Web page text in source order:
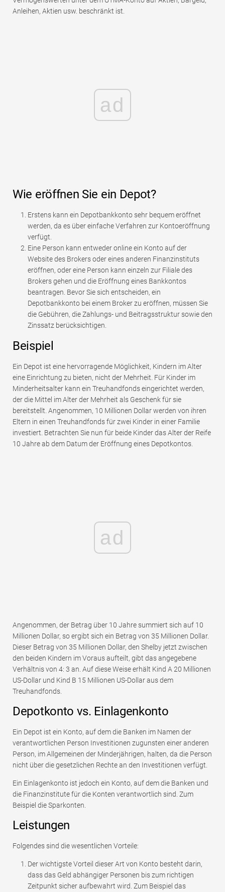
Anleihen, Aktien usw. beschränkt ist.
ad
Wie eröffnen Sie ein Depot?
Erstens kann ein Depotbankkonto sehr bequem eröffnet
werden, da es über einfache Verfahren zur Kontoeröffnung
verfügt.
Eine Person kann entweder online ein Konto auf der
Website des Brokers oder eines anderen Finanzinstituts
eröffnen, oder eine Person kann einzeln zur Filiale des
Brokers gehen und die Eröffnung eines Bankkontos
beantragen. Bevor Sie sich entscheiden, ein
Depotbankkonto bei einem Broker zu eröffnen, müssen Sie
die Gebühren, die Zahlungs- und Beitragsstruktur sowie den
Zinssatz berücksichtigen.
Beispiel
Ein Depot ist eine hervorragende Möglichkeit, Kindern im Alter
eine Einrichtung zu bieten, nicht der Mehrheit. Für Kinder im
Minderheitsalter kann ein Treuhandfonds eingerichtet werden,
der die Mittel im Alter der Mehrheit als Geschenk für sie
bereitstellt. Angenommen, 10 Millionen Dollar werden von ihren
Eltern in einen Treuhandfonds für zwei Kinder in einer Familie
investiert. Betrachten Sie nun für beide Kinder das Alter der Reife
10 Jahre ab dem Datum der Eröffnung eines Depotkontos.
ad
Angenommen, der Betrag über 10 Jahre summiert sich auf 10
Millionen Dollar, so ergibt sich ein Betrag von 35 Millionen Dollar.
Dieser Betrag von 35 Millionen Dollar, den Shelby jetzt zwischen
den beiden Kindern im Voraus aufteilt, gibt das angegebene
Verhältnis von 4: 3 an. Auf diese Weise erhält Kind A 20 Millionen
US-Dollar und Kind B 15 Millionen US-Dollar aus dem
Treuhandfonds.
Depotkonto vs. Einlagenkonto
Ein Depot ist ein Konto, auf dem die Banken im Namen der
verantwortlichen Person Investitionen zugunsten einer anderen
Person, im Allgemeinen der Minderjährigen, halten, da die Person
nicht über die gesetzlichen Rechte an den Investitionen verfügt.
Ein Einlagenkonto ist jedoch ein Konto, auf dem die Banken und
die Finanzinstitute für die Konten verantwortlich sind. Zum
Beispiel die Sparkonten.
Leistungen
Folgendes sind die wesentlichen Vorteile:
Der wichtigste Vorteil dieser Art von Konto besteht darin,
dass das Geld abhängiger Personen bis zum richtigen
Zeitpunkt sicher aufbewahrt wird. Zum Beispiel das